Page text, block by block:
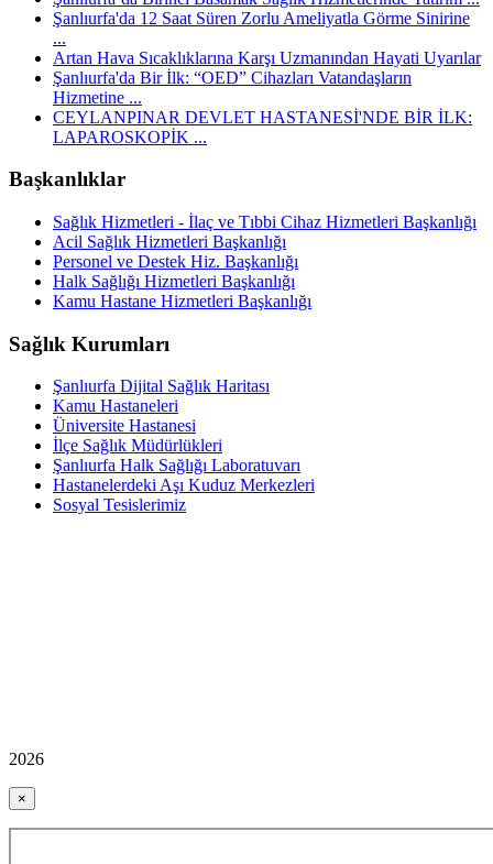
Şanlıurfa'da 12 Saat Süren Zorlu Ameliyatla Görme Sinirine
...
Artan Hava Sıcaklıklarına Karşı Uzmanından Hayati Uyarılar
Şanlıurfa'da Bir İlk: “OED” Cihazları Vatandaşların
Hizmetine ...
CEYLANPINAR DEVLET HASTANESİ'NDE BİR İLK:
LAPAROSKOPİK ...
Başkanlıklar
Sağlık Hizmetleri - İlaç ve Tıbbi Cihaz Hizmetleri Başkanlığı
Acil Sağlık Hizmetleri Başkanlığı
Personel ve Destek Hiz. Başkanlığı
Halk Sağlığı Hizmetleri Başkanlığı
Kamu Hastane Hizmetleri Başkanlığı
Sağlık Kurumları
Şanlıurfa Dijital Sağlık Haritası
Kamu Hastaneleri
Üniversite Hastanesi
İlçe Sağlık Müdürlükleri
Şanlıurfa Halk Sağlığı Laboratuvarı
Hastanelerdeki Aşı Kuduz Merkezleri
Sosyal Tesislerimiz
2026
×